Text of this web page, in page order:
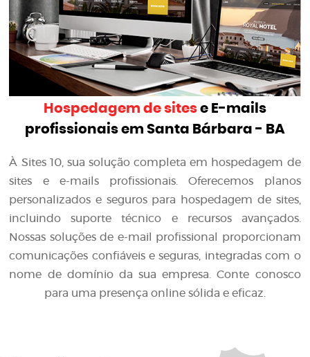
Hospedagem de sitese E-mails
profissionais em Santa Bárbara - BA
À Sites 10, sua solução completa em hospedagem de
sites e e-mails profissionais. Oferecemos planos
personalizados e seguros para hospedagem de sites,
incluindo suporte técnico e recursos avançados.
Nossas soluções de e-mail profissional proporcionam
comunicações confiáveis e seguras, integradas com o
nome de domínio da sua empresa. Conte conosco
para uma presença online sólida e eficaz.